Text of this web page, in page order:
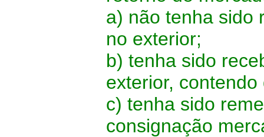
a) não tenha sido
no exterior;
b) tenha sido
exterior,
c) tenha sido
consignação